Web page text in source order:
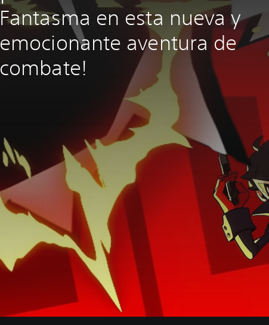
Fantasma en esta nueva y
emocionante aventura de
combate!